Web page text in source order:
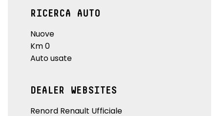
RICERCA AUTO
Nuove
Km 0
Auto usate
DEALER WEBSITES
Renord Renault Ufficiale